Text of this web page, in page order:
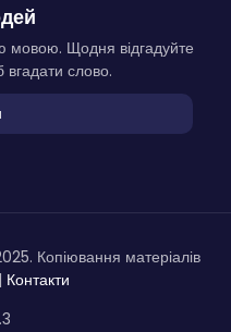
мовою. Щодня відгадуйте
слово.
Копіювання матеріалів
Контакти